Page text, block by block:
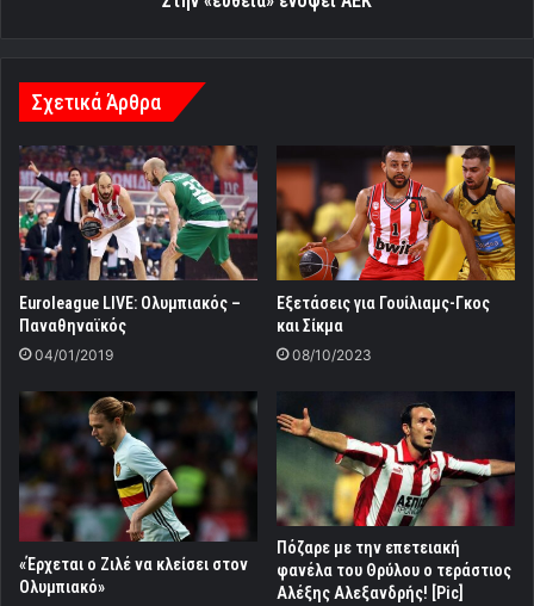
Σχετικά Άρθρα
Euroleague LIVE: Ολυμπιακός –
Παναθηναϊκός
04/01/2019
Εξετάσεις για Γουίλιαμς-Γκος
και Σίκμα
08/10/2023
«Έρχεται ο Ζιλέ να κλείσει στον
Ολυμπιακό»
Πόζαρε με την επετειακή
φανέλα του Θρύλου ο τεράστιος
Αλέξης Αλεξανδρής! [Pic]